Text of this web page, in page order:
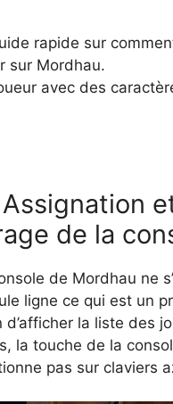
rapide sur
sur Mordhau.
avec des
de la
de Mordhau ne
ligne ce qui est un
d’afficher la liste des
la touche de la
pas sur claviers